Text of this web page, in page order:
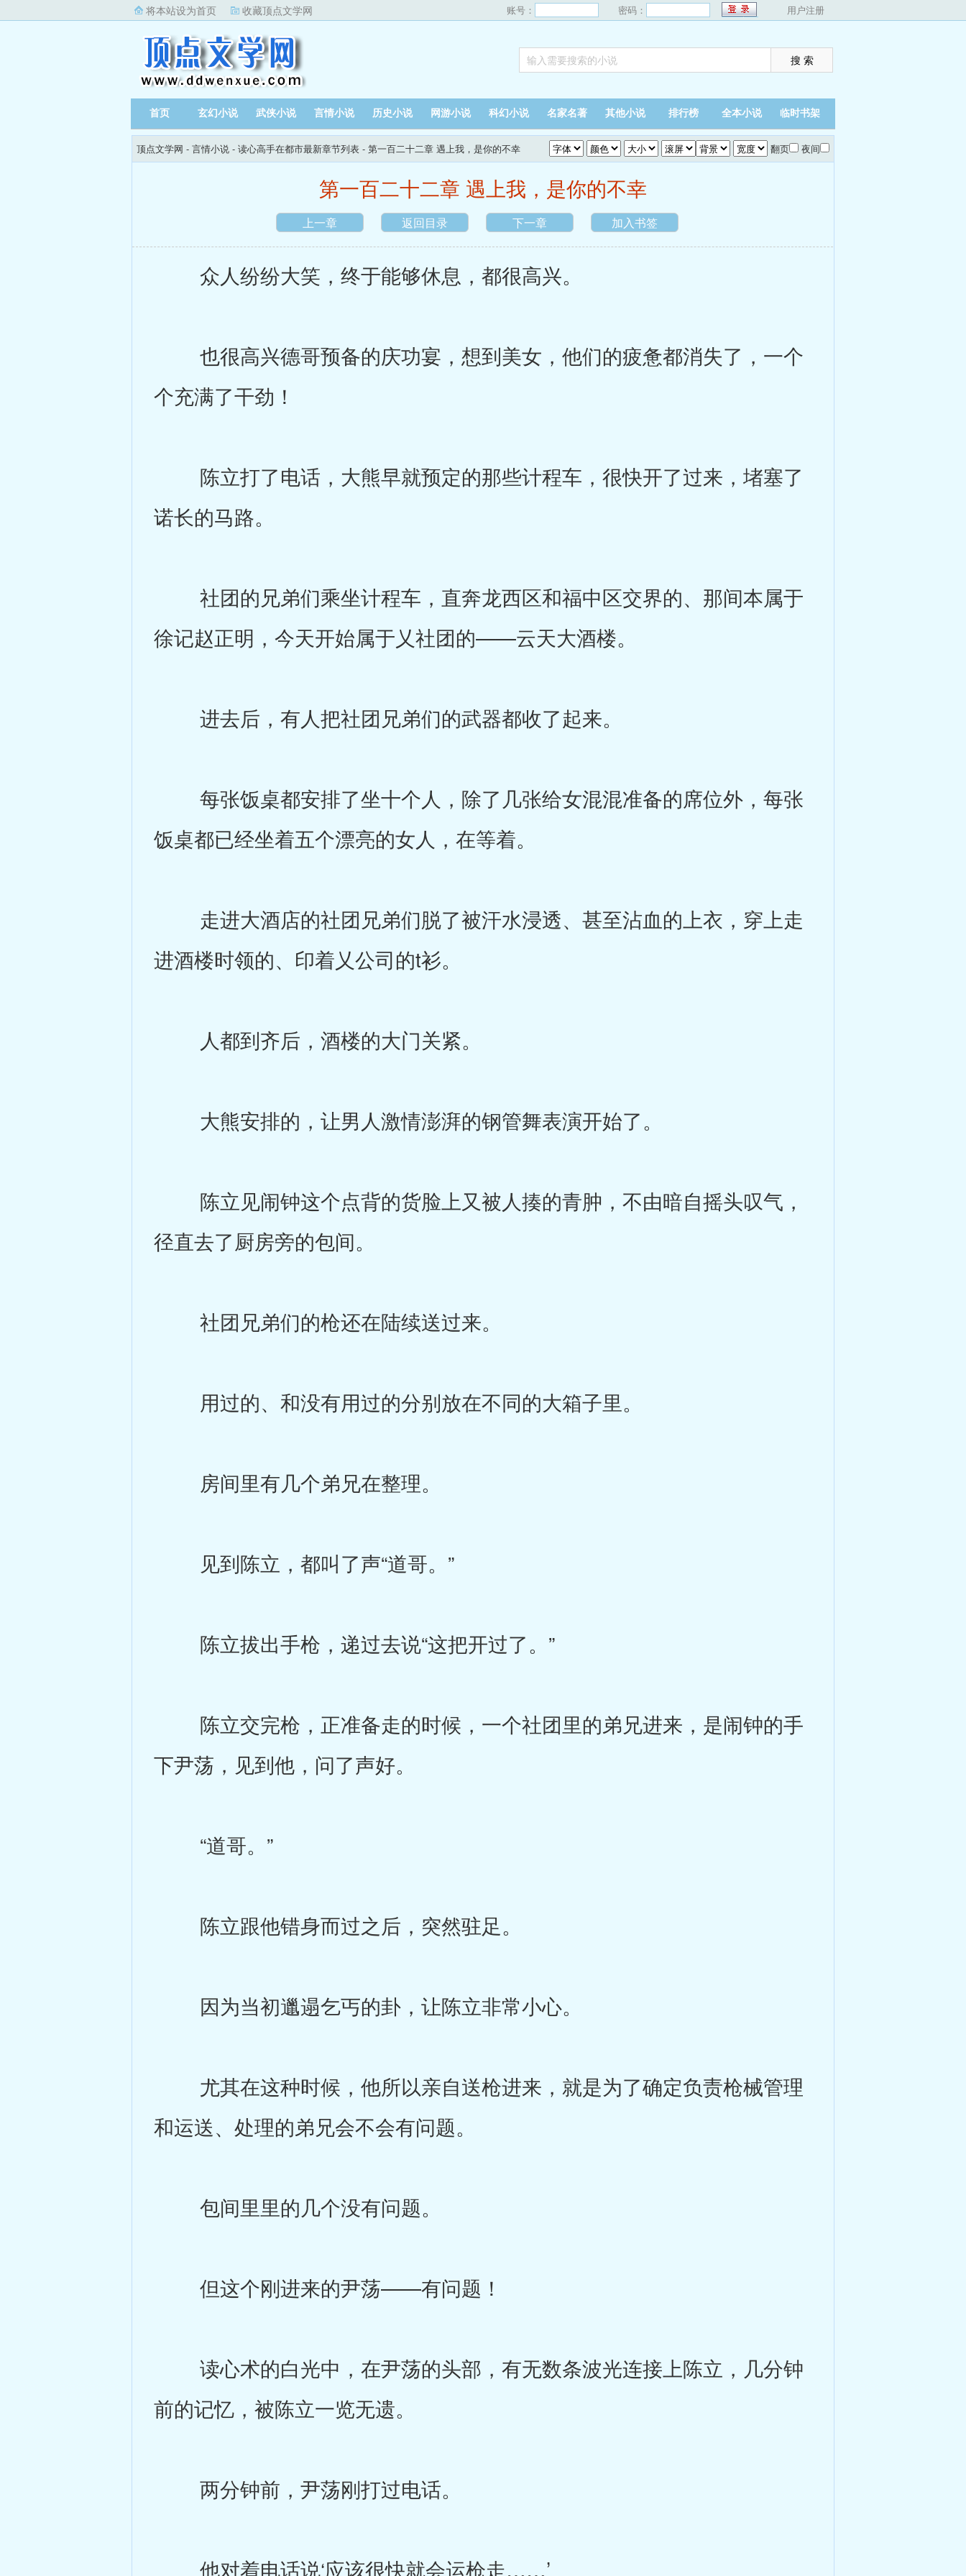
将本站设为首页 收藏顶点文学网 账号： 密码： 用户注册
首页 玄幻小说 武侠小说 言情小说 历史小说 网游小说 科幻小说 名家名著 其他小说 排行榜 全本小说 临时书架
顶点文学网 - 言情小说 - 读心高手在都市最新章节列表 - 第一百二十二章 遇上我，是你的不幸 翻页 夜间
第一百二十二章 遇上我，是你的不幸
上一章 返回目录 下一章 加入书签
众人纷纷大笑，终于能够休息，都很高兴。
也很高兴德哥预备的庆功宴，想到美女，他们的疲惫都消失了，一个
个充满了干劲！
陈立打了电话，大熊早就预定的那些计程车，很快开了过来，堵塞了
诺长的马路。
社团的兄弟们乘坐计程车，直奔龙西区和福中区交界的、那间本属于
徐记赵正明，今天开始属于乂社团的——云天大酒楼。
进去后，有人把社团兄弟们的武器都收了起来。
每张饭桌都安排了坐十个人，除了几张给女混混准备的席位外，每张
饭桌都已经坐着五个漂亮的女人，在等着。
走进大酒店的社团兄弟们脱了被汗水浸透、甚至沾血的上衣，穿上走
进酒楼时领的、印着乂公司的t衫。
人都到齐后，酒楼的大门关紧。
大熊安排的，让男人激情澎湃的钢管舞表演开始了。
陈立见闹钟这个点背的货脸上又被人揍的青肿，不由暗自摇头叹气，
径直去了厨房旁的包间。
社团兄弟们的枪还在陆续送过来。
用过的、和没有用过的分别放在不同的大箱子里。
房间里有几个弟兄在整理。
见到陈立，都叫了声“道哥。”
陈立拔出手枪，递过去说“这把开过了。”
陈立交完枪，正准备走的时候，一个社团里的弟兄进来，是闹钟的手
下尹荡，见到他，问了声好。
“道哥。”
陈立跟他错身而过之后，突然驻足。
因为当初邋遢乞丐的卦，让陈立非常小心。
尤其在这种时候，他所以亲自送枪进来，就是为了确定负责枪械管理
和运送、处理的弟兄会不会有问题。
包间里里的几个没有问题。
但这个刚进来的尹荡——有问题！
读心术的白光中，在尹荡的头部，有无数条波光连接上陈立，几分钟
前的记忆，被陈立一览无遗。
两分钟前，尹荡刚打过电话。
他对着电话说‘应该很快就会运枪走……’